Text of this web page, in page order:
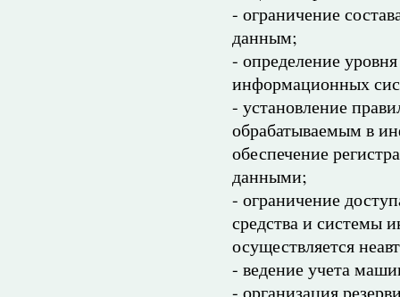
- ограничение
данным;
- определение
информационных
- установление
обрабатываемым в
обеспечение
данными;
- ограничение
средства и системы
осуществляется
- ведение учета
- организация